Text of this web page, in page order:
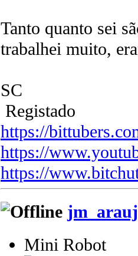
Tanto quanto sei
trabalhei muito,
SC
Registado
https://
https://
https://
Mini Robot